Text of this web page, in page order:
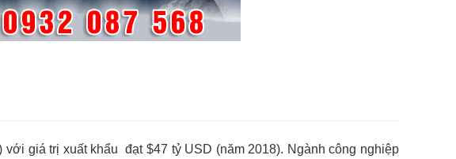
giá trị xuất khẩu đạt $47 tỷ USD (năm 2018). Ngành công nghiệp